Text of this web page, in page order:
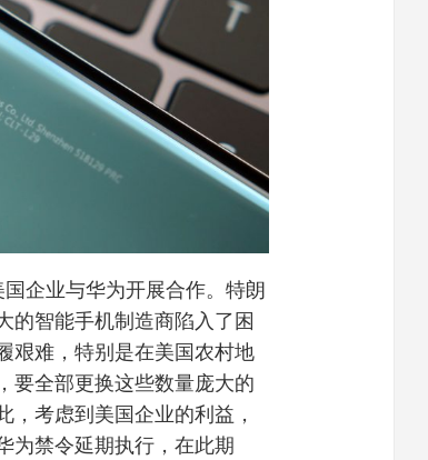
企业与华为开展合作。特朗
的智能手机制造商陷入了困
艰难，特别是在美国农村地
要全部更换这些数量庞大的
考虑到美国企业的利益，
为禁令延期执行，在此期